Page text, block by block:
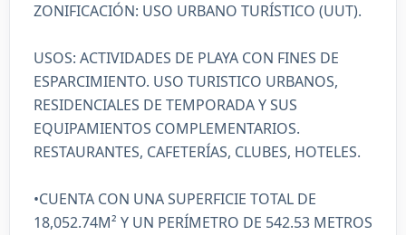
ZONIFICACIÓN: USO URBANO TURÍSTICO (UUT).
USOS: ACTIVIDADES DE PLAYA CON FINES DE
ESPARCIMIENTO. USO TURISTICO URBANOS,
RESIDENCIALES DE TEMPORADA Y SUS
EQUIPAMIENTOS COMPLEMENTARIOS.
RESTAURANTES, CAFETERÍAS, CLUBES, HOTELES.
•CUENTA CON UNA SUPERFICIE TOTAL DE
18,052.74M² Y UN PERÍMETRO DE 542.53 METROS